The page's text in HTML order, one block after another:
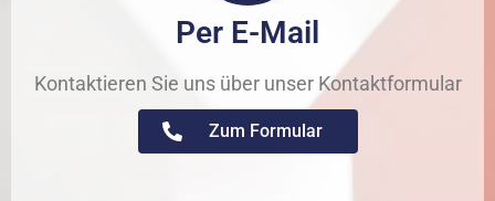
Per E-Mail
Kontaktieren Sie uns über unser Kontaktformular
Zum Formular